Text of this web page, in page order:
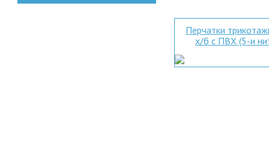
Перчатки
х/б с ПВХ (5-и